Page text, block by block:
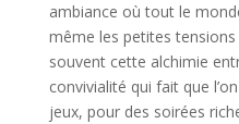
ambiance où tout le
même les petites tensions
souvent cette alchimie
convivialité qui fait que
jeux, pour des soirées